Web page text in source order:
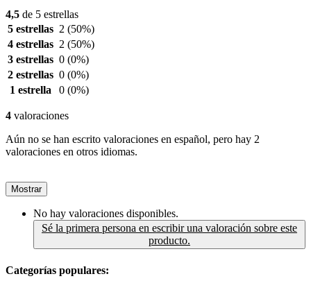
4,5 de 5 estrellas
5 estrellas 2 (50%)
4 estrellas 2 (50%)
3 estrellas 0 (0%)
2 estrellas 0 (0%)
1 estrella
0 (0%)
4 valoraciones
Aún no se han escrito valoraciones en español, pero hay 2
valoraciones en otros idiomas.
Mostrar
No hay valoraciones disponibles.
Sé la primera persona en escribir una valoración sobre este
producto.
Categorías populares: